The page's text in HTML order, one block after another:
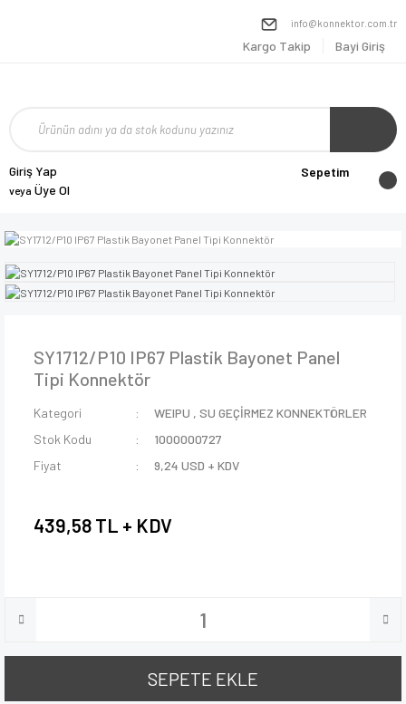
info@konnektor.com.tr
Kargo Takip Bayi Giriş
Giriş Yap
veya Üye Ol
Sepetim
SY1712/P10 IP67 Plastik Bayonet Panel
Tipi Konnektör
Kategori WEIPU ,SU GEÇİRMEZ KONNEKTÖRLER
Stok Kodu
1000000727
Fiyat
9,24 USD + KDV
439,58 TL + KDV
SEPETE EKLE